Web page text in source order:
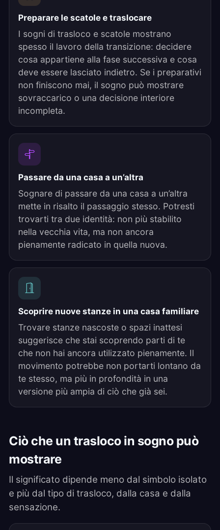
Preparare le scatole e traslocare
I sogni di trasloco e scatole mostrano
spesso il lavoro della transizione: decidere
cosa appartiene alla fase successiva e cosa
deve essere lasciato indietro. Se i preparativi
non finiscono mai, il sogno può mostrare
sovraccarico o una decisione interiore
incompleta.
Passare da una casa a un’altra
Sognare di passare da una casa a un’altra
mette in risalto il passaggio stesso. Potresti
trovarti tra due identità: non più stabilito
nella vecchia vita, ma non ancora
pienamente radicato in quella nuova.
Scoprire nuove stanze in una casa familiare
Trovare stanze nascoste o spazi inattesi
suggerisce che stai scoprendo parti di te
che non hai ancora utilizzato pienamente. Il
movimento potrebbe non portarti lontano da
te stesso, ma più in profondità in una
versione più ampia di ciò che già sei.
Ciò che un trasloco in sogno può
mostrare
Il significato dipende meno dal simbolo isolato
e più dal tipo di trasloco, dalla casa e dalla
sensazione.